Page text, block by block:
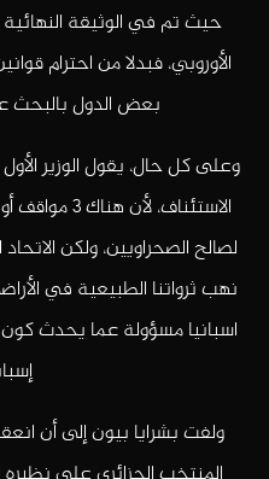
حيث تم في الوثيقة النهائية
الأوروبي، فبدلا من احترام
بعض الدول بالبحث
وعلى كل حال، يقول الوزير
الاستئناف،
لصالح الصحراويين، ولكن
نهب ثرواتنا الطبيعية في
اسبانيا مسؤولة عما يحدث
ولفت بشرايا بيون إلى أن